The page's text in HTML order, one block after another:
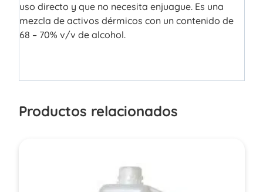
uso directo y que no necesita enjuague. Es una
mezcla de activos dérmicos con un contenido de
68 – 70% v/v de alcohol.
Productos relacionados